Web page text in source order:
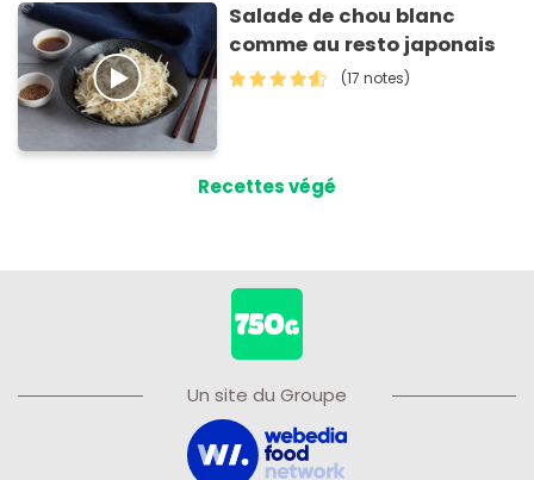
Salade de chou blanc
comme au resto japonais
(17 notes)
Recettes végé
Un site du Groupe